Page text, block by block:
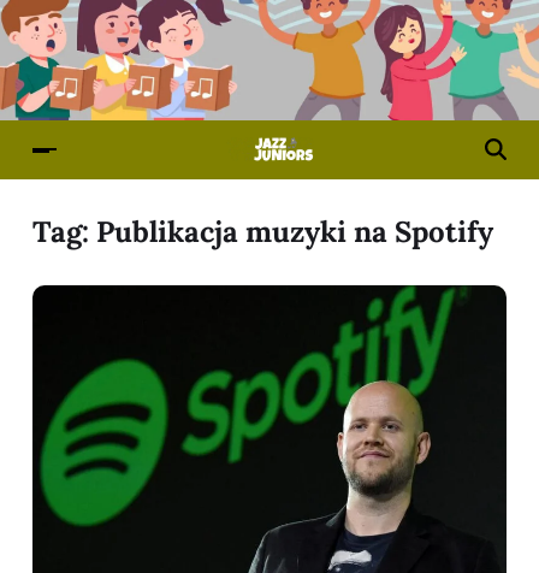
Tag: Publikacja muzyki na Spotify